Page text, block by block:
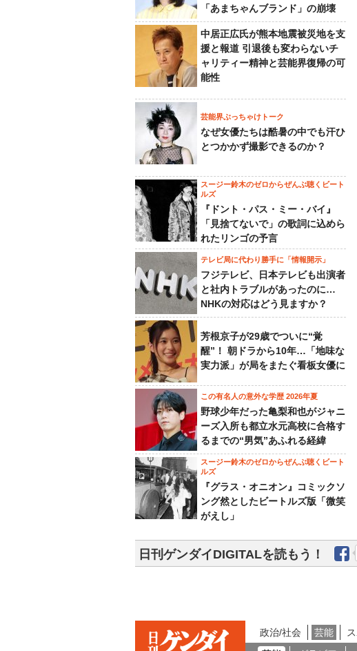
「あまちゃんブランド」の崩壊
中居正広氏が熊本地震被災地を支
援と報道 引退後も変わらないチ
ャリティー精神と芸能界復帰の可
能性
芸能界ぶっちゃけトーク
なぜ女優たちは酷暑の中でも汗ひ
とつかかず撮影できるのか？
スージー鈴木のゼロからぜんぶ聴くビート
ルズ
『ドント・パス・ミー・バイ』
「見捨てないで」の歌詞に込めら
れたリンゴの予言
テレビ局に代わり勝手に「情報開示」
フジテレビ、日本テレビも出演者
と社内トラブルがあったのに…
NHKの対応はどう見ますか？
芳根京子が29歳でついに“覚
醒”！ 朝ドラから10年…「地味な
実力派」が局をまたぐ看板女優に
この有名人の意外な学歴 2026年夏
野球少年だった亀梨和也がジャニ
ーズ入所も都立水元高校に合格す
るまでの“男気”あふれる経緯
スージー鈴木のゼロからぜんぶ聴くビート
ルズ
『グラス・オニオン』コミックソ
ング然としたビートルズ版「微笑
がえし」
日刊ゲンダイDIGITALを読もう！
政治/社会 芸能